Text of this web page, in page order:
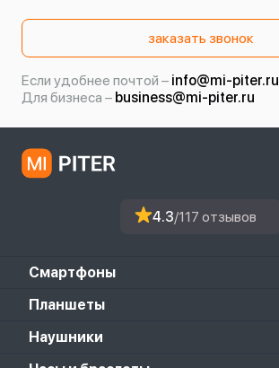
заказать звонок
Если удобнее почтой – info@mi-piter.ru
Для бизнеса – business@mi-piter.ru
4.3/117 отзывов
Смартфоны
Redmi
Mi
Планшеты
Mi Pad 6S Pro
Наушники